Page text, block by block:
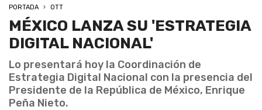
PORTADA OTT
MÉXICO LANZA SU 'ESTRATEGIA
DIGITAL NACIONAL'
Lo presentará hoy la Coordinación de
Estrategia Digital Nacional con la presencia del
Presidente de la República de México, Enrique
Peña Nieto.